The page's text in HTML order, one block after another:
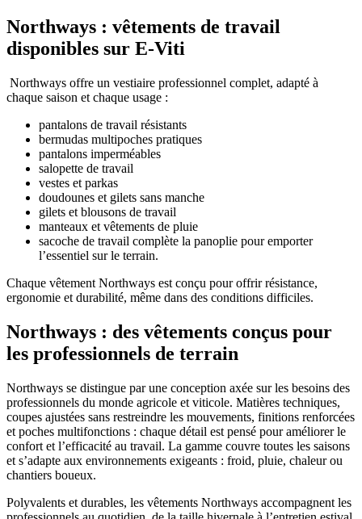
Northways : vêtements de travail
disponibles sur E-Viti
Northways offre un vestiaire professionnel complet, adapté à
chaque saison et chaque usage :
pantalons de travail résistants
bermudas multipoches pratiques
pantalons imperméables
salopette de travail
vestes et parkas
doudounes et gilets sans manche
gilets et blousons de travail
manteaux et vêtements de pluie
sacoche de travail complète la panoplie pour emporter
l’essentiel sur le terrain.
Chaque vêtement Northways est conçu pour offrir résistance,
ergonomie et durabilité, même dans des conditions difficiles.
Northways : des vêtements conçus pour
les professionnels de terrain
Northways se distingue par une conception axée sur les besoins des
professionnels du monde agricole et viticole. Matières techniques,
coupes ajustées sans restreindre les mouvements, finitions renforcées
et poches multifonctions : chaque détail est pensé pour améliorer le
confort et l’efficacité au travail. La gamme couvre toutes les saisons
et s’adapte aux environnements exigeants : froid, pluie, chaleur ou
chantiers boueux.
Polyvalents et durables, les vêtements Northways accompagnent les